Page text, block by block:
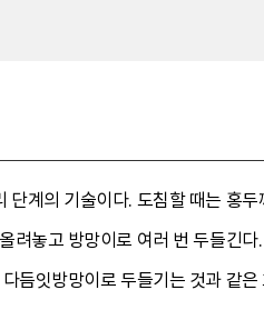
단계의 기술이다. 도침할 때는 홍두
려놓고 방망이로 여러 번 두들긴
듬잇방망이로 두들기는 것과 같은